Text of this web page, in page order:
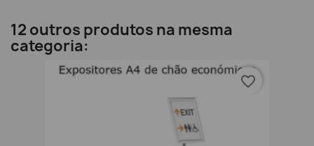
12 outros produtos na mesma
categoria:
favorite_border